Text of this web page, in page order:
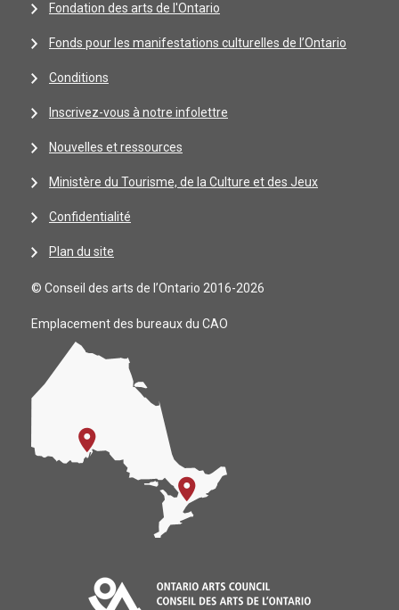
Fondation des arts de l'Ontario
Fonds pour les manifestations culturelles de l’Ontario
Conditions
Inscrivez-vous à notre infolettre
Nouvelles et ressources
Ministère du Tourisme, de la Culture et des Jeux
Confidentialité
Plan du site
© Conseil des arts de l’Ontario 2016-2026
Emplacement des bureaux du CAO